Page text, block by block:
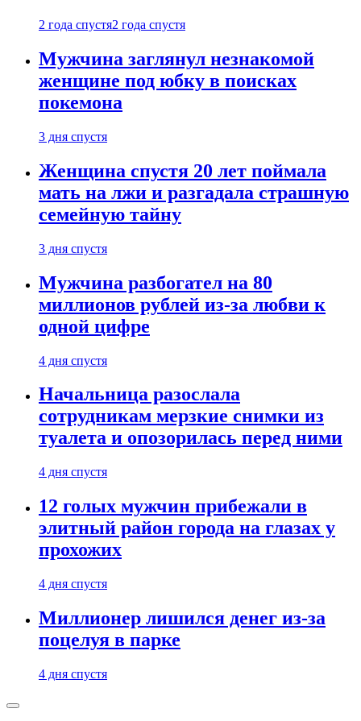
2 года спустя2 года спустя
Мужчина заглянул незнакомой
женщине под юбку в поисках
покемона
3 дня спустя
Женщина спустя 20 лет поймала
мать на лжи и разгадала страшную
семейную тайну
3 дня спустя
Мужчина разбогател на 80
миллионов рублей из-за любви к
одной цифре
4 дня спустя
Начальница разослала
сотрудникам мерзкие снимки из
туалета и опозорилась перед ними
4 дня спустя
12 голых мужчин прибежали в
элитный район города на глазах у
прохожих
4 дня спустя
Миллионер лишился денег из-за
поцелуя в парке
4 дня спустя